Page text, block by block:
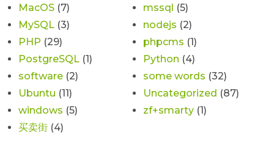
MacOS (7) mssql (5)
MySQL (3) nodejs (2)
PHP (29) phpcms (1)
PostgreSQL (1) Python (4)
software (2) some words (32)
Ubuntu (11) Uncategorized (87)
windows (5) zf+smarty (1)
买卖街 (4)